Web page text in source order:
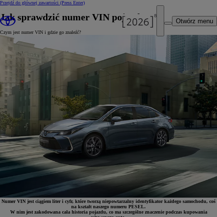
Przejdź do głównej zawartości (Press Enter)
Otwórz menu
Jak sprawdzić numer VIN pojazdu?
Czym jest numer VIN i gdzie go znaleźć?
Numer VIN jest ciągiem liter i cyfr, które tworzą niepowtarzalny identyfikator każdego samochodu, coś
na kształt naszego numeru PESEL.
W nim jest zakodowana cała historia pojazdu, co ma szczególne znaczenie podczas kupowania